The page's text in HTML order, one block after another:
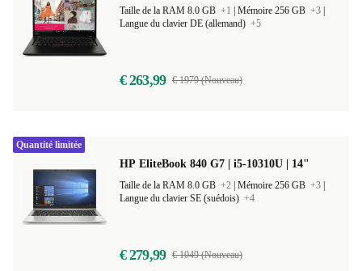
Taille de la RAM 8.0 GB +1 Mémoire 256 GB +3
Langue du clavier DE (allemand) +5
€ 263,99 € 1979 (Nouveau)
HP EliteBook 840 G7 | i5-10310U | 14"
Taille de la RAM 8.0 GB +2 Mémoire 256 GB +3
Langue du clavier SE (suédois) +4
€ 279,99 € 1049 (Nouveau)
Quantité limitée